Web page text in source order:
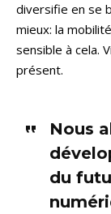
diversifie en se
mieux: la
sensible à cela.
présent.
Nous
du